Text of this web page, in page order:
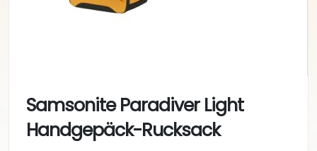
Samsonite Paradiver Light
Handgepäck-Rucksack